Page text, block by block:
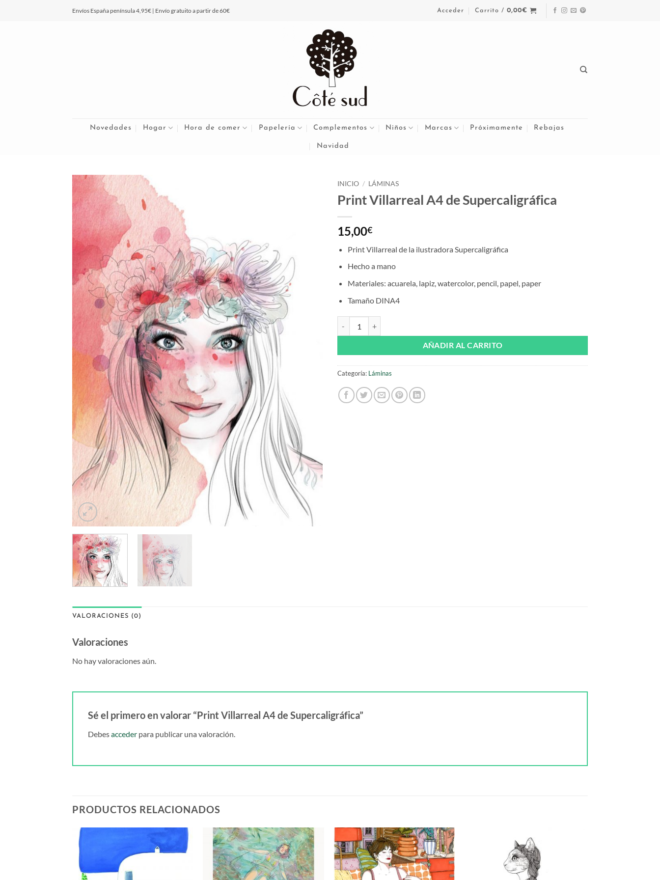
Envíos España península 4,95€ | Envío gratuito a partir de 60€ Acceder Carrito /0,00€
Novedades Hogar Hora de comer Papelería Complementos Niños Marcas Próximamente Rebajas
Navidad
INICIO / LÁMINAS
Print Villarreal A4 de Supercaligráfica
15,00€
Print Villarreal de la ilustradora Supercaligráfica
Hecho a mano
Materiales: acuarela, lapiz, watercolor, pencil, papel, paper
Tamaño DINA4
AÑADIR AL CARRITO
Categoría: Láminas
VALORACIONES (0)
Valoraciones
No hay valoraciones aún.
Sé el primero en valorar “Print Villarreal A4 de Supercaligráfica”
Debesacceder para publicar una valoración.
PRODUCTOS RELACIONADOS